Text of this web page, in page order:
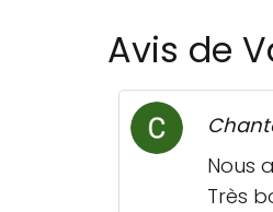
Avis de
Nous
Très